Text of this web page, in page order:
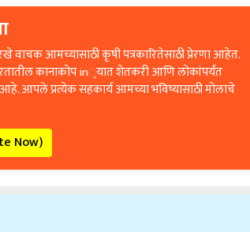
वाचक आमच्यासाठी कृषी पत्रकारितेसाठी प्रेरणा आहेत.
कानाकोप in्यात शेतकरी आणि लोकांपर्यंत
आपले प्रत्येक सहकार्य आमच्या भविष्यासाठी मोलाचे
Now)